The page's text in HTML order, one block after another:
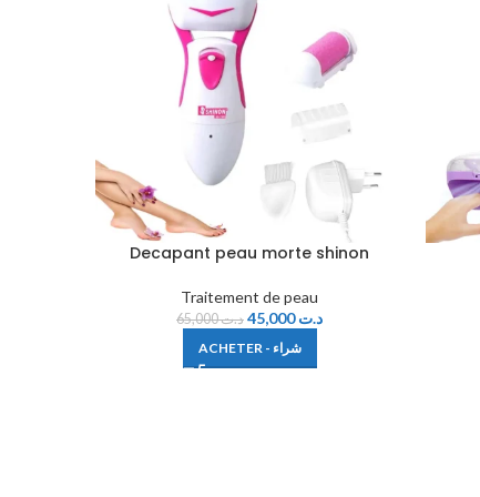
Decapant peau morte shinon
Traitement de peau
د.ت65,000 د.ت45,000
ACHETER - شراء